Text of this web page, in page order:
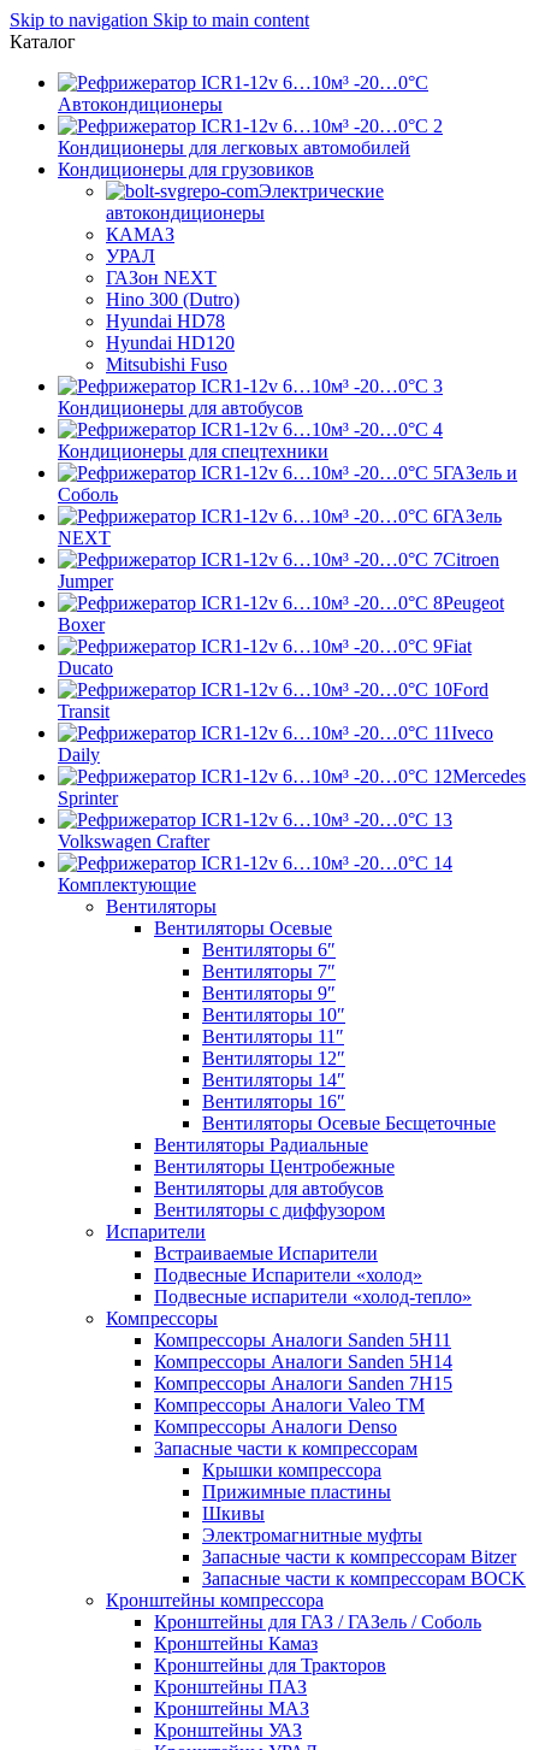
Skip to navigation Skip to main content
Каталог
Автокондиционеры
Кондиционеры для легковых автомобилей
Кондиционеры для грузовиков
Электрические
автокондиционеры
КАМАЗ
УРАЛ
ГАЗон NEXT
Hino 300 (Dutro)
Hyundai HD78
Hyundai HD120
Mitsubishi Fuso
Кондиционеры для автобусов
Кондиционеры для спецтехники
ГАЗель и
Соболь
ГАЗель
NEXT
Citroen
Jumper
Peugeot
Boxer
Fiat
Ducato
Ford
Transit
Iveco
Daily
Mercedes
Sprinter
Volkswagen Crafter
Комплектующие
Вентиляторы
Вентиляторы Осевые
Вентиляторы 6″
Вентиляторы 7″
Вентиляторы 9″
Вентиляторы 10″
Вентиляторы 11″
Вентиляторы 12″
Вентиляторы 14″
Вентиляторы 16″
Вентиляторы Осевые Бесщеточные
Вентиляторы Радиальные
Вентиляторы Центробежные
Вентиляторы для автобусов
Вентиляторы с диффузором
Испарители
Встраиваемые Испарители
Подвесные Испарители «холод»
Подвесные испарители «холод-тепло»
Компрессоры
Компрессоры Аналоги Sanden 5H11
Компрессоры Аналоги Sanden 5H14
Компрессоры Аналоги Sanden 7H15
Компрессоры Аналоги Valeo ТМ
Компрессоры Аналоги Denso
Запасные части к компрессорам
Крышки компрессора
Прижимные пластины
Шкивы
Электромагнитные муфты
Запасные части к компрессорам Bitzer
Запасные части к компрессорам BOCK
Кронштейны компрессора
Кронштейны для ГАЗ / ГАЗель / Соболь
Кронштейны Камаз
Кронштейны для Тракторов
Кронштейны ПАЗ
Кронштейны МАЗ
Кронштейны УАЗ